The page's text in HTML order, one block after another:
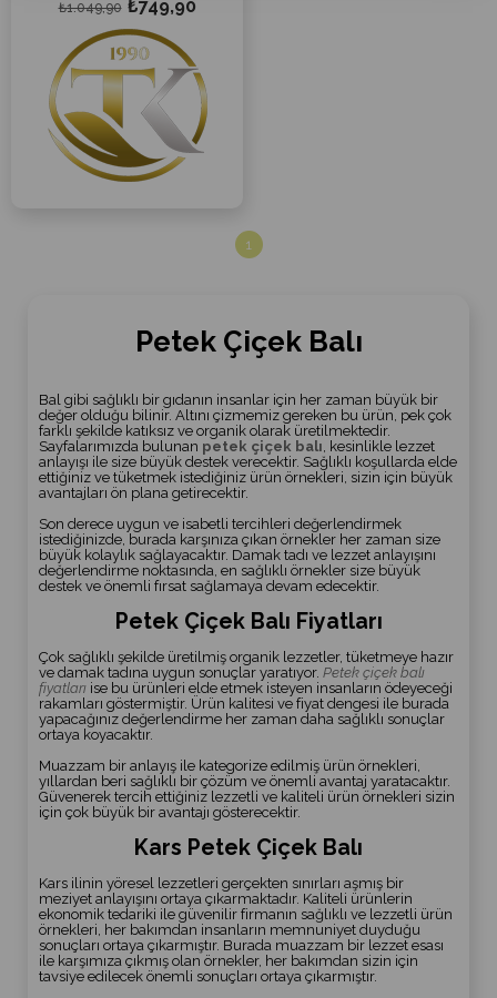
Kars'ın yüksek rakımlı
yaylalarında yetişen binbir
çeşit kır ve dağ çiçeğinden
elde edilen doğal çiçek
balımız, kendine özgü
aroması ve yoğun lezzetiyle
sofralarınıza ulaşıyor.
Balımızın yapısında doğal
kristalleşmeyi destekleyen
mumu parçacıkları (sunî
bulunabilmektedir.
üretilmiştir.
✔ Doğal çiçek aroması ve
yoğun kıvam.
✔ Katkısız ve koruyucusuz.
Taşkın Kars
olarak, Kars'ın
doğal lezzetlerini güvenle
sofralarınıza ulaştırıyoruz. 🍯
🐝
₺749,90
₺1.049,90
1
Petek Çiçek Balı
Bal gibi sağlıklı bir gıdanın insanlar için her zaman büyük bir
değer olduğu bilinir. Altını çizmemiz gereken bu ürün, pek çok
farklı şekilde katıksız ve organik olarak üretilmektedir.
Sayfalarımızda bulunan petek çiçek balı, kesinlikle lezzet
anlayışı ile size büyük destek verecektir. Sağlıklı koşullarda elde
ettiğiniz ve tüketmek istediğiniz ürün örnekleri, sizin için büyük
avantajları ön plana getirecektir.
Son derece uygun ve isabetli tercihleri değerlendirmek
istediğinizde, burada karşınıza çıkan örnekler her zaman size
büyük kolaylık sağlayacaktır. Damak tadı ve lezzet anlayışını
değerlendirme noktasında, en sağlıklı örnekler size büyük
destek ve önemli fırsat sağlamaya devam edecektir.
Petek Çiçek Balı Fiyatları
Çok sağlıklı şekilde üretilmiş organik lezzetler, tüketmeye hazır
ve damak tadına uygun sonuçlar yaratıyor. Petek çiçek balı
fiyatlarıise bu ürünleri elde etmek isteyen insanların ödeyeceği
rakamları göstermiştir. Ürün kalitesi ve fiyat dengesi ile burada
yapacağınız değerlendirme her zaman daha sağlıklı sonuçlar
ortaya koyacaktır.
Muazzam bir anlayış ile kategorize edilmiş ürün örnekleri,
yıllardan beri sağlıklı bir çözüm ve önemli avantaj yaratacaktır.
Güvenerek tercih ettiğiniz lezzetli ve kaliteli ürün örnekleri sizin
için çok büyük bir avantajı gösterecektir.
Kars Petek Çiçek Balı
Kars ilinin yöresel lezzetleri gerçekten sınırları aşmış bir
meziyet anlayışını ortaya çıkarmaktadır. Kaliteli ürünlerin
ekonomik tedariki ile güvenilir firmanın sağlıklı ve lezzetli ürün
örnekleri, her bakımdan insanların memnuniyet duyduğu
sonuçları ortaya çıkarmıştır. Burada muazzam bir lezzet esası
ile karşımıza çıkmış olan örnekler, her bakımdan sizin için
tavsiye edilecek önemli sonuçları ortaya çıkarmıştır.